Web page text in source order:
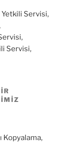
Servisi,
Servisi,
Kopyalama,